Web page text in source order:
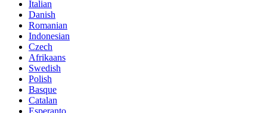
Italian
Danish
Romanian
Indonesian
Czech
Afrikaans
Swedish
Polish
Basque
Catalan